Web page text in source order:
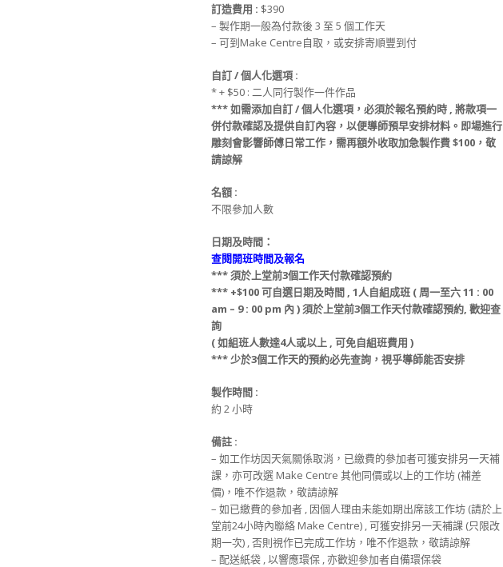
訂造費用 : $390
– 製作期一般為付款後 3 至 5 個工作天
– 可到Make Centre自取，或安排寄順豐到付
自訂/個人化選項:
* + $50 : 二人同行製作一件作品
***如需添加自訂/個人化選項，必須於報名預約時, 將款項一
併付款確認及提供自訂內容，以便導師預早安排材料。 即場進行
雕刻會影響師傅日常工作，需再額外收取加急製作費$100，敬
請諒解
名額:
不限參加人數
日期及時間：
查閱開班時間及報名
***須於上堂前3個工作天付款確認預約
*** +$100可自選日期及時間, 1人自組成班( 周一至六11 : 00
am – 9 : 00 pm 內)須於上堂前3個工作天付款確認預約, 歡迎查
詢
(如組班人數達4人或以上, 可免自組班費用 )
***少於3個工作天的預約必先查詢，視乎導師能否安排
製作時間:
約 2 小時
備註:
– 如工作坊因天氣關係取消，已繳費的參加者可獲安排另一天補
課，亦可改選 Make Centre 其他同價或以上的工作坊 (補差
價)，唯不作退款，敬請諒解
– 如已繳費的參加者 , 因個人理由未能如期出席該工作坊 (請於上
堂前24小時內聯絡 Make Centre) , 可獲安排另一天補課 (只限改
期一次) , 否則視作已完成工作坊，唯不作退款，敬請諒解
– 配送紙袋 , 以響應環保 , 亦歡迎參加者自備環保袋